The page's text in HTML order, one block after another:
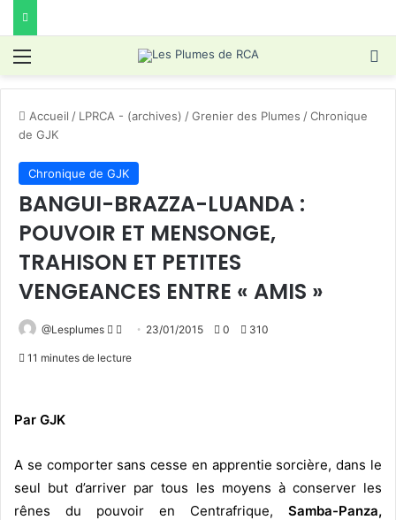
Menu
Accueil / LPRCA - (archives) /Grenier des Plumes /Chronique
de GJK
Chronique de GJK
BANGUI-BRAZZA-LUANDA :
POUVOIR ET MENSONGE,
TRAHISON ET PETITES
VENGEANCES ENTRE « AMIS »
@Lesplumes
Follow
Envoyer23/01/2015 0 310
11 minutes de lecture
Par GJK
A se comporter sans cesse en apprentie sorcière, dans le
seul but d’arriver par tous les moyens à conserver les
rênes du pouvoir en Centrafrique, Samba-Panza,